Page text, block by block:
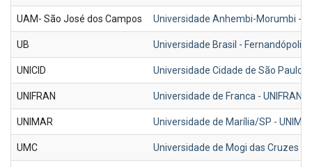
UAM- São José dos Campos Universidade Anhembi-Morumbi -
UB Universidade Brasil -
UNICID Universidade Cidade de São Paulo -
UNIFRAN Universidade de Franca - UNIFRAN -
UNIMAR Universidade de Marília/SP -
UMC Universidade de Mogi das Cruzes -